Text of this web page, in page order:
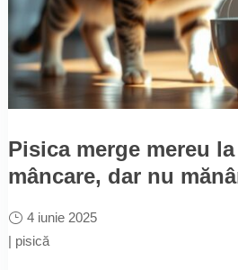
Pisica merge mereu
mâncare, dar nu
4 iunie 2025
| pisică